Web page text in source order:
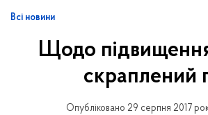
вВсі новини
Щодо
скраплений
Опубліковано 29 серпня 2017